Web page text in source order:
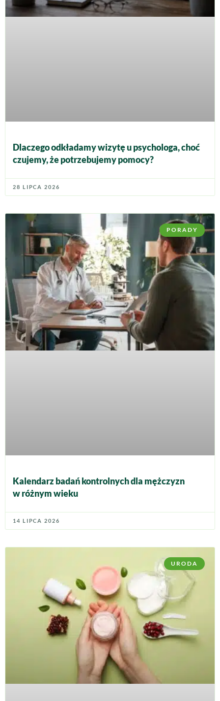
Dlaczego odkładamy wizytę u psychologa, choć
czujemy, że potrzebujemy pomocy?
28 LIPCA 2026
PORADY
Kalendarz badań kontrolnych dla mężczyzn
w różnym wieku
14 LIPCA 2026
URODA